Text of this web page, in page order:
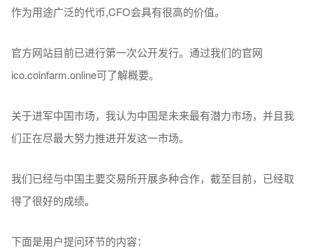
作为用途广泛的代币,CFO会具有很高的价值。
官方网站目前已进行第一次公开发行。通过我们的官网
ico.coinfarm.online可了解概要。
关于进军中国市场，我认为中国是未来最有潜力市场，并且我
们正在尽最大努力推进开发这一市场。
我们已经与中国主要交易所开展多种合作，截至目前，已经取
得了很好的成绩。
下面是用户提问环节的内容：